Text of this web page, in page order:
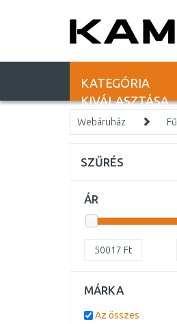
KATEGÓRIA
KIVÁLASZTÁSA
Webáruház
SZŰRÉS
ÁR
50017 Ft
MÁRKA
Az összes